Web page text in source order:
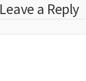
Leave a Reply